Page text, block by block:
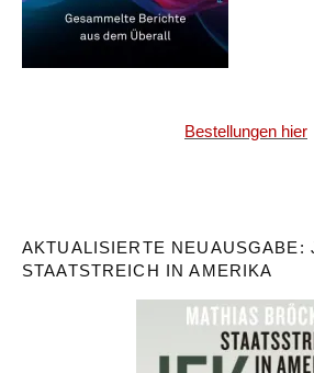
Bestellungen hier
AKTUALISIERTE NEUAUSGABE:
STAATSTREICH IN AMERIKA